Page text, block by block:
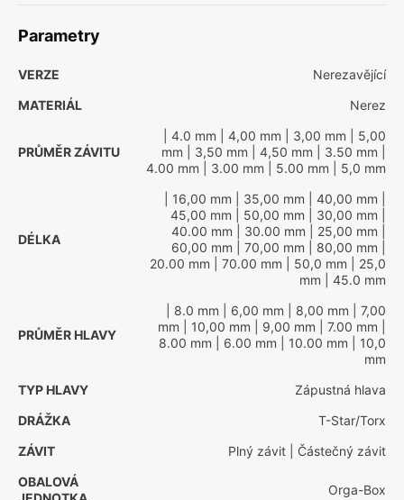
Parametry
VERZE
Nerezavějící
MATERIÁL
Nerez
PRŮMĚR ZÁVITU
| 4.0 mm | 4,00 mm | 3,00 mm | 5,00
mm | 3,50 mm | 4,50 mm | 3.50 mm
4.00 mm | 3.00 mm | 5.00 mm | 5,0 mm
DÉLKA
| 16,00 mm | 35,00 mm | 40,00 mm
45,00 mm | 50,00 mm | 30,00 mm
40.00 mm | 30.00 mm | 25,00 mm
60,00 mm | 70,00 mm | 80,00 mm
20.00 mm | 70.00 mm | 50,0 mm | 25,0
mm | 45.0 mm
PRŮMĚR HLAVY
| 8.0 mm | 6,00 mm | 8,00 mm | 7,00
mm | 10,00 mm | 9,00 mm | 7.00 mm
8.00 mm | 6.00 mm | 10.00 mm | 10,0
mm
TYP HLAVY
Zápustná hlava
DRÁŽKA
T-Star/Torx
ZÁVIT
Plný závit | Částečný závit
OBALOVÁ
Orga-Box